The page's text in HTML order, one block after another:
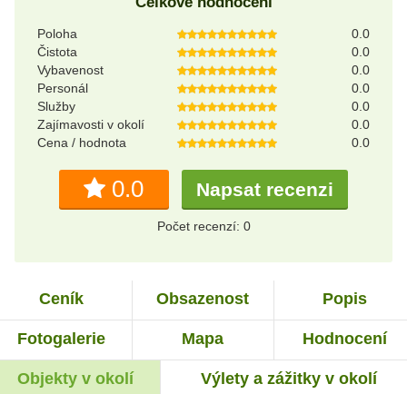
Poloha
0.0
Čistota
0.0
Vybavenost
0.0
Personál
0.0
Služby
0.0
Zajímavosti v okolí
0.0
Cena / hodnota
0.0
0.0 Napsat recenzi
Počet recenzí: 0
Ceník Obsazenost Popis
Fotogalerie Mapa Hodnocení
Objekty v okolí Výlety a zážitky v okolí